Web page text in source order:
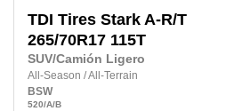
TDI Tires Stark A-R/T
265/70R17 115T
SUV/Camión Ligero
All-Season /All-Terrain
BSW
520/A/B